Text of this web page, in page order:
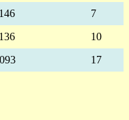
7
10
17